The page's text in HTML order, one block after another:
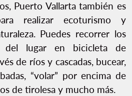
Puerto Vallarta también es
realizar ecoturismo y
Puedes recorrer los
del lugar en bicicleta de
de ríos y cascadas, bucear,
“volar” por encima de
de tirolesa y mucho más.